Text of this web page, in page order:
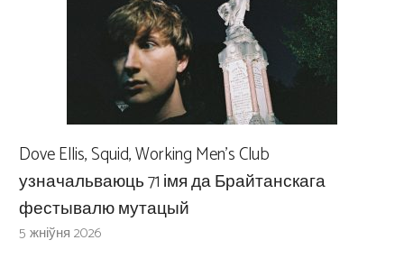
Dove Ellis, Squid, Working Men’s Club
узначальваюць 71 імя да Брайтанскага
фестывалю мутацый
5 жніўня 2026